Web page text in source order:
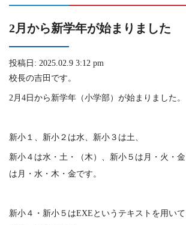
2月から新学年が始まりました
投稿日: 2025.02.9 3:12 pm
校長の吉田です。
2月4日から新学年（小学部）が始まりました。
新小１、新小２は水、新小３は土、
新小４は水・土・（木）、新小５は月・火・
は月・水・木・金です。
新小４・新小５はEXEというテキストを用い